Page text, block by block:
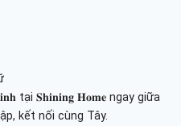
tại 𝐒𝐡𝐢𝐧𝐢𝐧𝐠 𝐇𝐨𝐦𝐞 ngay giữa
kết nối cùng Tây.